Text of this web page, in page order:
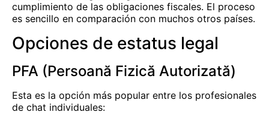
cumplimiento de las obligaciones fiscales. El proceso
es sencillo en comparación con muchos otros países.
Opciones de estatus legal
PFA (Persoană Fizică Autorizată)
Esta es la opción más popular entre los profesionales
de chat individuales: